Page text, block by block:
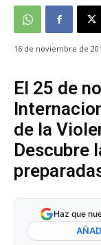
16 de noviembre de
El 25 de
de la
Descubre
Haz que